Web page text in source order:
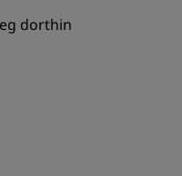
dorthin